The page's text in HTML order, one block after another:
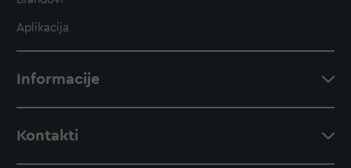
Aplikacija
Informacije
Kontakti